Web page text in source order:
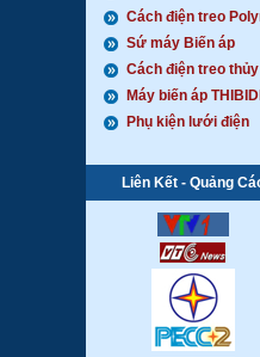
Cách điện treo
Sứ máy Biến áp
Cách điện treo
Máy biến áp THIBIDI
Phụ kiện lưới điện
Liên Kết - Quảng